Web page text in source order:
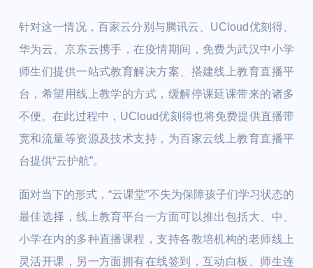
针对这一情况，百家云分别与腾讯云、UCloud优刻得、
华为云、京东云携手，在疫情期间，免费为武汉中小学
师生们提供一站式教育解决方案、搭建线上教育直播平
台，希望用线上教学的方式，缓解停课延课带来的诸多
不便。在此过程中，UCloud优刻得也将免费提供直播带
宽和流量等资源及技术支持，为百家云线上教育直播平
台提供“云护航”。
面对当下的形式，“云课堂”不失为保障孩子们学习状态的
最佳选择，线上教育平台一方面可以推出包括大、中、
小学在内的多种直播课程，支持各教培机构的老师线上
灵活开课，另一方面拥有在线签到，互动白板、师生连